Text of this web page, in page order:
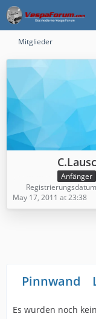
Mitglieder
Anfänger
Registrierungsdatum
May 17, 2011 at 23:38
Pinnwand
Es wurden noch